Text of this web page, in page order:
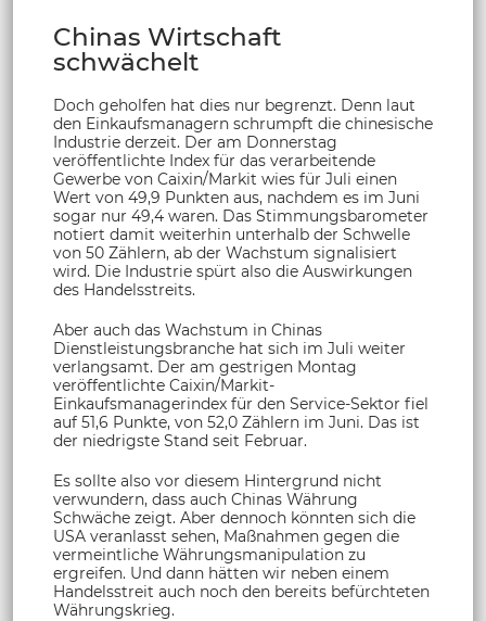
Chinas Wirtschaft
schwächelt
Doch geholfen hat dies nur begrenzt. Denn laut
den Einkaufsmanagern schrumpft die chinesische
Industrie derzeit. Der am Donnerstag
veröffentlichte Index für das verarbeitende
Gewerbe von Caixin/Markit wies für Juli einen
Wert von 49,9 Punkten aus, nachdem es im Juni
sogar nur 49,4 waren. Das Stimmungsbarometer
notiert damit weiterhin unterhalb der Schwelle
von 50 Zählern, ab der Wachstum signalisiert
wird. Die Industrie spürt also die Auswirkungen
des Handelsstreits.
Aber auch das Wachstum in Chinas
Dienstleistungsbranche hat sich im Juli weiter
verlangsamt. Der am gestrigen Montag
veröffentlichte Caixin/Markit-
Einkaufsmanagerindex für den Service-Sektor fiel
auf 51,6 Punkte, von 52,0 Zählern im Juni. Das ist
der niedrigste Stand seit Februar.
Es sollte also vor diesem Hintergrund nicht
verwundern, dass auch Chinas Währung
Schwäche zeigt. Aber dennoch könnten sich die
USA veranlasst sehen, Maßnahmen gegen die
vermeintliche Währungsmanipulation zu
ergreifen. Und dann hätten wir neben einem
Handelsstreit auch noch den bereits befürchteten
Währungskrieg.